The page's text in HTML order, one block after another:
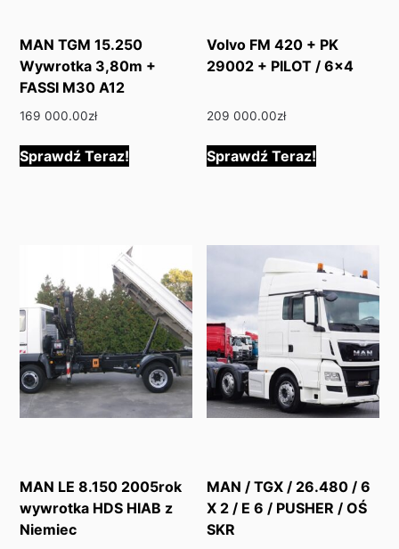
MAN TGM 15.250
Wywrotka 3,80m +
FASSI M30 A12
169 000.00zł
Sprawdź Teraz!
Volvo FM 420 + PK
29002 + PILOT / 6×4
209 000.00zł
Sprawdź Teraz!
MAN LE 8.150 2005rok
wywrotka HDS HIAB z
Niemiec
MAN / TGX / 26.480 / 6
X 2 / E 6 / PUSHER / OŚ
SKR